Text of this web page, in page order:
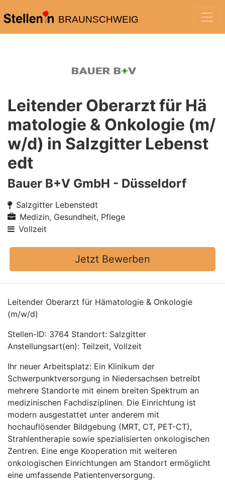
BRAUNSCHWEIG
Leitender Oberarzt für Hä
matologie & Onkologie (m/
w/d) in Salzgitter Lebenst
edt
Bauer B+V GmbH - Düsseldorf
Salzgitter Lebenstedt
Medizin, Gesundheit, Pflege
Vollzeit
Jetzt Bewerben
Leitender Oberarzt für Hämatologie & Onkologie
(m/w/d)
Stellen-ID: 3764 Standort: Salzgitter
Anstellungsart(en): Teilzeit, Vollzeit
Ihr neuer Arbeitsplatz: Ein Klinikum der
Schwerpunktversorgung in Niedersachsen betreibt
mehrere Standorte mit einem breiten Spektrum an
medizinischen Fachdisziplinen. Die Einrichtung ist
modern ausgestattet unter anderem mit
hochauflösender Bildgebung (MRT, CT, PET-CT),
Strahlentherapie sowie spezialisierten onkologischen
Zentren. Eine enge Kooperation mit weiteren
onkologischen Einrichtungen am Standort ermöglicht
eine umfassende Patientenversorgung.